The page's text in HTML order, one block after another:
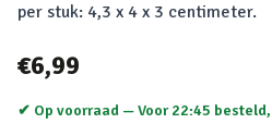
per stuk: 4,3 x 4 x 3 centimeter.
€6,99
✔ Op voorraad —Voor 22:45